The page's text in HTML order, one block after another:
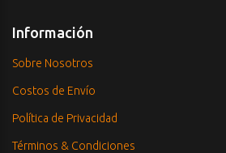
Información
Sobre Nosotros
Costos de Envío
Política de Privacidad
Términos & Condiciones